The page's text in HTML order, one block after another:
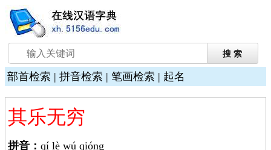
部首检索 | 拼音检索 | 笔画检索 | 起名
其乐无穷
拼音： qí lè wú qióng